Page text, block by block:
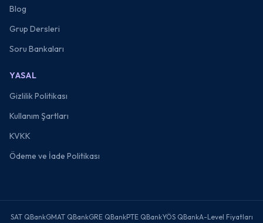
Blog
Grup Dersleri
Soru Bankaları
YASAL
Gizlilik Politikası
Kullanım Şartları
KVKK
Ödeme ve İade Politikası
SAT QBankGMAT QBankGRE QBankPTE QBankYÖS QBankA-Level Fiyatları